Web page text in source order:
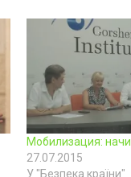
Мобилизация:
27.07.2015
У "Безпека країни"